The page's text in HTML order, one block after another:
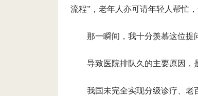
流程”，老年人亦可请年轻人帮忙
那一瞬间，我十分羡慕这位提
导致医院排队久的主要原因，
我国未完全实现分级诊疗、老